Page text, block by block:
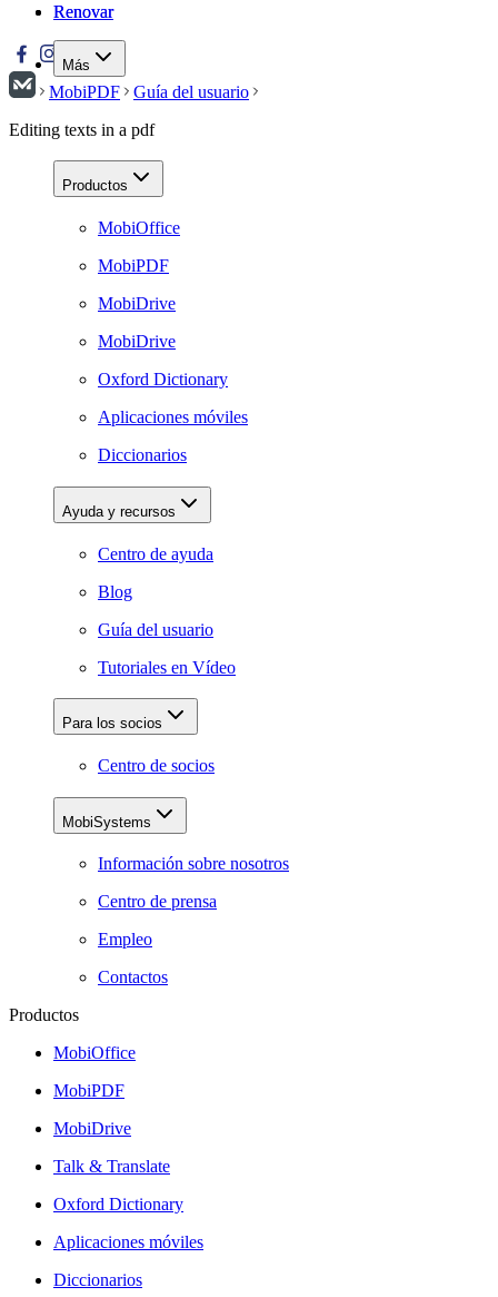
Renovar
Más
Renovar
MobiPDF
Guía del usuario
Editing texts in a pdf
Productos
MobiOffice
MobiPDF
MobiDrive
MobiDrive
Oxford Dictionary
Aplicaciones móviles
Diccionarios
Ayuda y recursos
Centro de ayuda
Blog
Guía del usuario
Tutoriales en Vídeo
Para los socios
Centro de socios
MobiSystems
Información sobre nosotros
Centro de prensa
Empleo
Contactos
Productos
MobiOffice
MobiPDF
MobiDrive
Talk & Translate
Oxford Dictionary
Aplicaciones móviles
Diccionarios